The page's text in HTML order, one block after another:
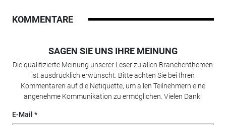
KOMMENTARE
SAGEN SIE UNS IHRE MEINUNG
Die qualifizierte Meinung unserer Leser zu allen Branchenthemen
ist ausdrücklich erwünscht. Bitte achten Sie bei Ihren
Kommentaren auf die Netiquette, um allen Teilnehmern eine
angenehme Kommunikation zu ermöglichen. Vielen Dank!
E-Mail